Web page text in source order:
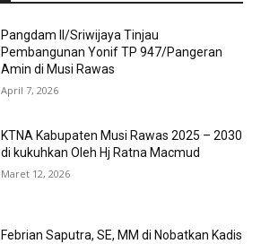
Pangdam II/Sriwijaya Tinjau
Pembangunan Yonif TP 947/Pangeran
Amin di Musi Rawas
April 7, 2026
KTNA Kabupaten Musi Rawas 2025 – 2030
di kukuhkan Oleh Hj Ratna Macmud
Maret 12, 2026
Febrian Saputra, SE, MM di Nobatkan Kadis